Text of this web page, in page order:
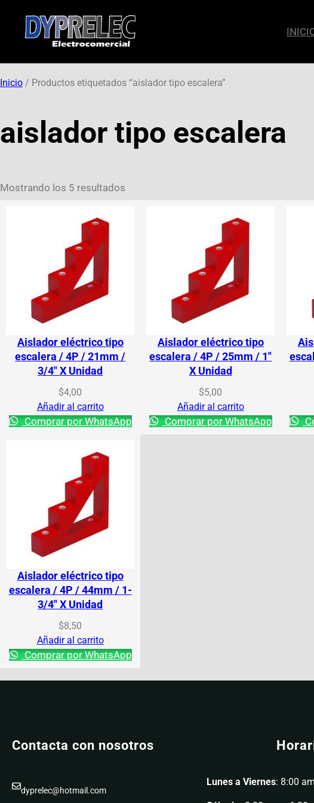
Inicio / Productos etiquetados “aislador tipo escalera”
aislador tipo escalera
Mostrando los 5 resultados
Aislador eléctrico tipo
escalera / 4P / 21mm /
3/4″ X Unidad
$4,00
Añadir al carrito
Comprar por WhatsApp
Aislador eléctrico tipo
escalera / 4P / 25mm / 1″
X Unidad
$5,00
Añadir al carrito
Comprar por WhatsApp
Aislador eléctrico tipo
escalera / 4P / 44mm / 1-
3/4″ X Unidad
$8,50
Añadir al carrito
Comprar por WhatsApp
Contacta con nosotros
dyprelec@hotmail.com
Lunes a Viernes: 8:00